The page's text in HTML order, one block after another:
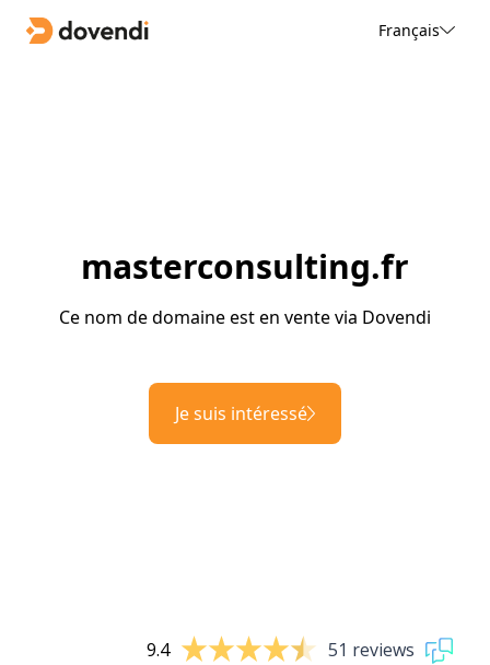
Français
masterconsulting.fr
Ce nom de domaine est en vente via Dovendi
Je suis intéressé
9.4 51 reviews